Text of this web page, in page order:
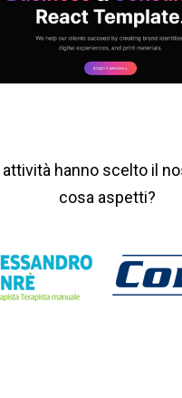
attività hanno scelto il
cosa aspetti?